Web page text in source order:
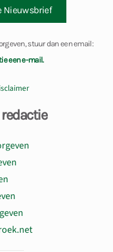
Nieuwsbrief
stuur dan een email:
een e-mail.